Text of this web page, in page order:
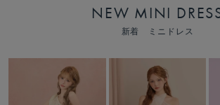
NEW MINI
新着 ミニドレス